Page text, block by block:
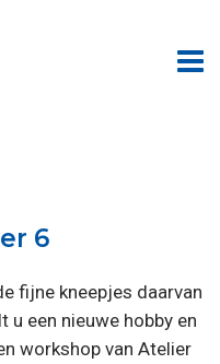
6
fijne kneepjes daarvan
u een nieuwe hobby en
workshop van Atelier